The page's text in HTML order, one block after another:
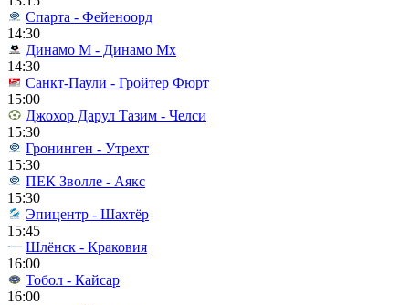
Спарта - Фейеноорд
14:30
Динамо М - Динамо Мх
14:30
Санкт-Паули - Гройтер Фюрт
15:00
Джохор Дарул Тазим - Челси
15:30
Гронинген - Утрехт
15:30
ПЕК Зволле - Аякс
15:30
Эпицентр - Шахтёр
15:45
Шлёнск - Краковия
16:00
Тобол - Кайсар
16:00